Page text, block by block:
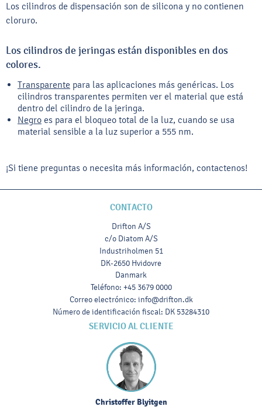
Los cilindros de dispensación son de silicona y no contienen
cloruro.
Los cilindros de jeringas están disponibles en dos
colores.
Transparente para las aplicaciones más genéricas. Los
cilindros transparentes permiten ver el material que está
dentro del cilindro de la jeringa.
Negro es para el bloqueo total de la luz, cuando se usa
material sensible a la luz superior a 555 nm.
¡Si tiene preguntas o necesita más información, contactenos!
CONTACTO
Drifton A/S
c/o Diatom A/S
Industriholmen 51
DK-2650 Hvidovre
Danmark
Teléfono: +45 3679 0000
Correo electrónico: info@drifton.dk
Número de identificación fiscal: DK 53284310
SERVICIO AL CLIENTE
Christoffer Blyitgen